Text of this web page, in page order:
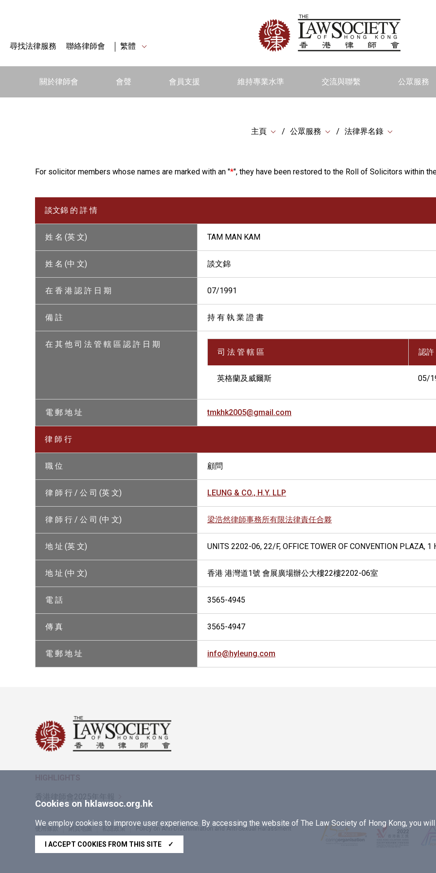
尋找法律服務 聯絡律師會 繁體
關於律師會 會聲 會員支援 維持專業水準 交流與聯繫 公眾服務
主頁 公眾服務 法律界名錄
For solicitor members whose names are marked with an "*", they have been restored to the Roll of Solicitors within
談文錦 的 詳 情
姓 名 (英 文) TAM MAN KAM
姓 名 (中 文) 談文錦
在 香 港 認 許 日 期 07/1991
備 註 持 有 執 業 證 書
在 其 他 司 法 管 轄 區 認 許 日 期
司 法 管 轄 區
認許
英格蘭及威爾斯 05/
電 郵 地 址 tmkhk2005@gmail.com
律 師 行
職 位 顧問
律 師 行 / 公 司 (英 文) LEUNG & CO., H.Y. LLP
律 師 行 / 公 司 (中 文) 梁浩然律師事務所有限法律責任合夥
地 址 (英 文) UNITS 2202-06, 22/F, OFFICE TOWER OF CONVENTION PLAZA, 1
地 址 (中 文) 香港 港灣道1號 會展廣場辦公大樓22樓2202-06室
電 話 3565-4945
傳 真 3565-4947
電 郵 地 址 info@hyleung.com
Cookies on hklawsoc.org.hk
We employ cookies to improve user experience. By accessing the website of The Law Society of Hong Kong, you
I ACCEPT COOKIES FROM THIS SITE ✓
香港律師會2025年年報
網頁地圖 私隱政策
Policy on Anti-Discrimination and Anti-Sexual Harassment
Copyright © 2026 香港律師會版權所有，不得轉載